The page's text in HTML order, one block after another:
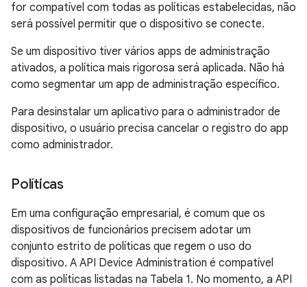
for compatível com todas as políticas estabelecidas, não
será possível permitir que o dispositivo se conecte.
Se um dispositivo tiver vários apps de administração
ativados, a política mais rigorosa será aplicada. Não há
como segmentar um app de administração específico.
Para desinstalar um aplicativo para o administrador de
dispositivo, o usuário precisa cancelar o registro do app
como administrador.
Políticas
Em uma configuração empresarial, é comum que os
dispositivos de funcionários precisem adotar um
conjunto estrito de políticas que regem o uso do
dispositivo. A API Device Administration é compatível
com as políticas listadas na Tabela 1. No momento, a API